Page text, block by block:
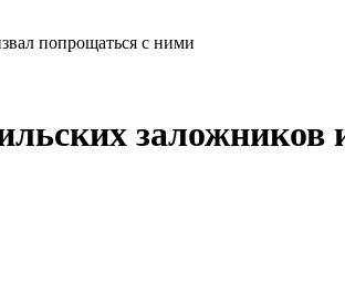
попрощаться с ними
заложников